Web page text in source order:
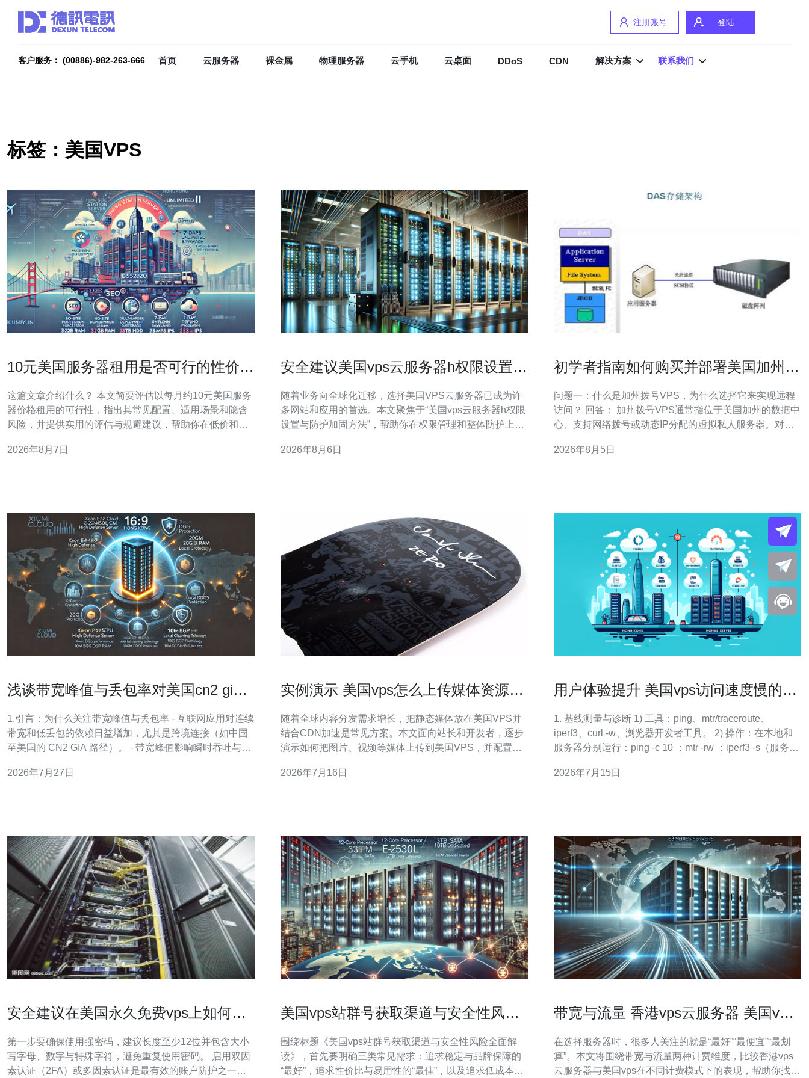
注册账号 登陆
客户服务： (00886)-982-263-666 首页 云服务器 裸金属 物理服务器 云手机 云桌面 DDoS CDN 解决方案 联系我们
标签：美国VPS
10元美国服务器租用是否可行的性价比
这篇文章介绍什么？ 本文简要评估以每月约10元美国服务
器价格租用的可行性，指出其常见配置、适用场景和隐含
风险，并提供实用的评估与规避建议，帮助你在低价和可
资源？ 市场上声称每月10元美国服务器的方案通常资源非
2026年8月7日
安全建议美国vps云服务器h权限设置与
随着业务向全球化迁移，选择美国VPS云服务器已成为许
多网站和应用的首选。本文聚焦于“美国vps云服务器h权限
设置与防护加固方法”，帮助你在权限管理和整体防护上构
其理解为主机上用户和文件权限的总体策略，包括root与普
2026年8月6日
初学者指南如何购买并部署美国加州拨
问题一：什么是加州拨号VPS，为什么选择它来实现远程
访问？ 回答： 加州拨号VPS通常指位于美国加州的数据中
心、支持网络拨号或动态IP分配的虚拟私人服务器。对于
场景，选择位于加州的VPS有明显优势。使用它可以通过
2026年8月5日
浅谈带宽峰值与丢包率对美国cn2 gia
1.引言：为什么关注带宽峰值与丢包率 - 互联网应用对连续
带宽和低丢包的依赖日益增加，尤其是跨境连接（如中国
至美国的 CN2 GIA 路径）。 - 带宽峰值影响瞬时吞吐与并
现。 - 丢包率直接作用于 TCP 重传、延迟放大与抖动，影
2026年7月27日
实例演示 美国vps怎么上传媒体资源并
随着全球内容分发需求增长，把静态媒体放在美国VPS并
结合CDN加速是常见方案。本文面向站长和开发者，逐步
演示如何把图片、视频等媒体上传到美国VPS，并配置
与实战建议。 准备工作：首先需要一台美国VPS、一个域
2026年7月16日
用户体验提升 美国vps访问速度慢的综
1. 基线测量与诊断 1) 工具：ping、mtr/traceroute、
iperf3、curl -w、浏览器开发者工具。 2) 操作：在本地和
服务器分别运行：ping -c 10 ；mtr -rw ；iperf3 -s（服务
3) 目标：明确是
2026年7月15日
安全建议在美国永久免费vps上如何保
第一步要确保使用强密码，建议长度至少12位并包含大小
写字母、数字与特殊字符，避免重复使用密码。 启用双因
素认证（2FA）或多因素认证是最有效的账户防护之一；
美国vps站群号获取渠道与安全性风险
围绕标题《美国vps站群号获取渠道与安全性风险全面解
读》，首先要明确三类常见需求：追求稳定与品牌保障的
“最好”，追求性价比与易用性的“最佳”，以及追求低成本的
带宽与流量 香港vps云服务器 美国vps
在选择服务器时，很多人关注的就是“最好”“最便宜”“最划
算”。本文将围绕带宽与流量两种计费维度，比较香港vps
云服务器与美国vps在不同计费模式下的表现，帮助你找到